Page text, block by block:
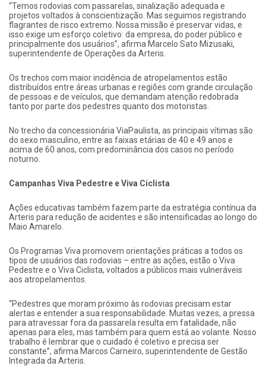
“Temos rodovias com passarelas, sinalização adequada e
projetos voltados à conscientização. Mas seguimos registrando
flagrantes de risco extremo. Nossa missão é preservar vidas, e
isso exige um esforço coletivo: da empresa, do poder público e
principalmente dos usuários”, afirma Marcelo Sato Mizusaki,
superintendente de Operações da Arteris.
Os trechos com maior incidência de atropelamentos estão
distribuídos entre áreas urbanas e regiões com grande circulação
de pessoas e de veículos, que demandam atenção redobrada
tanto por parte dos pedestres quanto dos motoristas.
No trecho da concessionária ViaPaulista, as principais vítimas são
do sexo masculino, entre as faixas etárias de 40 e 49 anos e
acima de 60 anos, com predominância dos casos no período
noturno.
Campanhas Viva Pedestre e Viva Ciclista
Ações educativas também fazem parte da estratégia contínua da
Arteris para redução de acidentes e são intensificadas ao longo do
Maio Amarelo.
Os Programas Viva promovem orientações práticas a todos os
tipos de usuários das rodovias – entre as ações, estão o Viva
Pedestre e o Viva Ciclista, voltados a públicos mais vulneráveis
aos atropelamentos.
“Pedestres que moram próximo às rodovias precisam estar
alertas e entender a sua responsabilidade. Muitas vezes, a pressa
para atravessar fora da passarela resulta em fatalidade, não
apenas para eles, mas também para quem está ao volante. Nosso
trabalho é lembrar que o cuidado é coletivo e precisa ser
constante”, afirma Marcos Carneiro, superintendente de Gestão
Integrada da Arteris.